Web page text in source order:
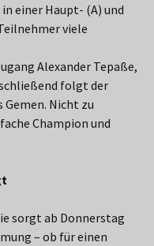
einer Haupt- (A) und
viele
Alexander Tepaße,
folgt der
Nicht zu
Champion und
sorgt ab Donnerstag
– ob für einen